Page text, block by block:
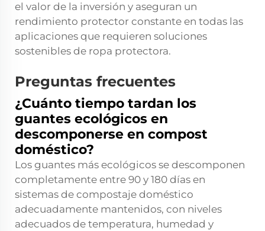
el valor de la inversión y aseguran un
rendimiento protector constante en todas las
aplicaciones que requieren soluciones
sostenibles de ropa protectora.
Preguntas frecuentes
¿Cuánto tiempo tardan los
guantes ecológicos en
descomponerse en compost
doméstico?
Los guantes más ecológicos se descomponen
completamente entre 90 y 180 días en
sistemas de compostaje doméstico
adecuadamente mantenidos, con niveles
adecuados de temperatura, humedad y